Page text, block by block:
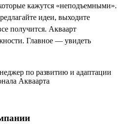
кажутся «неподъемными».
идеи, выходите
получится. Акваарт
Главное — увидеть